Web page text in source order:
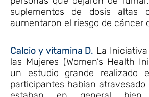
suplementos de dosis altas
aumentaron el riesgo de cáncer
Calcio y vitamina D. La
las Mujeres (Women’s Health
un estudio grande realizado
participantes habían